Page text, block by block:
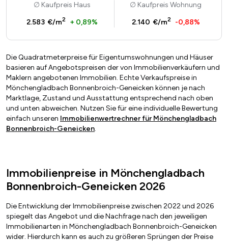
Kaufpreis Haus
2.583 €/m2 + 0,89%
Kaufpreis Wohnung
2.140 €/m2 -0,88%
Die Quadratmeterpreise für Eigentumswohnungen und Häuser
basieren auf Angebotspreisen der von Immobilienverkäufern und
Maklern angebotenen Immobilien. Echte Verkaufspreise in
Mönchengladbach Bonnenbroich-Geneicken können je nach
Marktlage, Zustand und Ausstattung entsprechend nach oben
und unten abweichen. Nutzen Sie für eine individuelle Bewertung
einfach unseren Immobilienwertrechner für Mönchengladbach
Bonnenbroich-Geneicken.
Immobilienpreise in Mönchengladbach
Bonnenbroich-Geneicken 2026
Die Entwicklung der Immobilienpreise zwischen 2022 und 2026
spiegelt das Angebot und die Nachfrage nach den jeweiligen
Immobilienarten in Mönchengladbach Bonnenbroich-Geneicken
wider. Hierdurch kann es auch zu größeren Sprüngen der Preise